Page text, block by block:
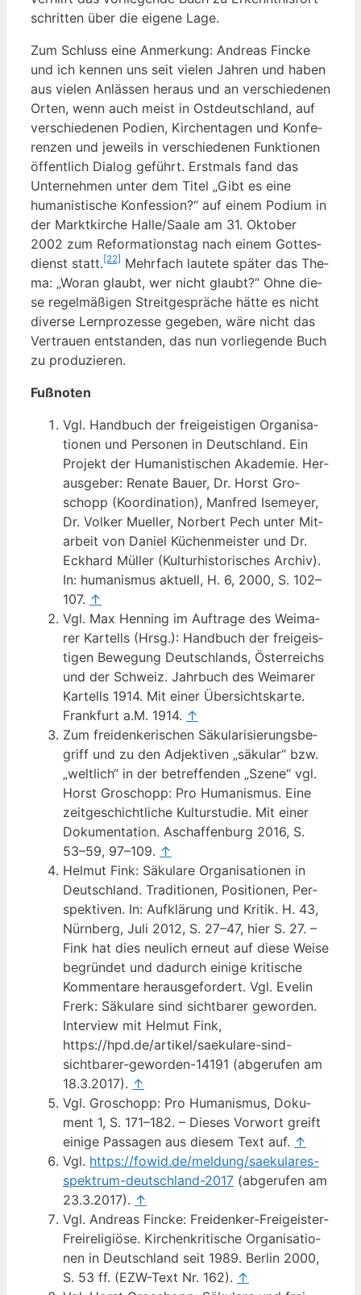
schrit­ten über die eige­ne Lage.
Zum Schluss eine Anmer­kung: Andre­as Fin­cke
und ich ken­nen uns seit vie­len Jah­ren und haben
aus vie­len Anläs­sen her­aus und an ver­schie­de­nen
Orten, wenn auch meist in Ost­deutsch­land, auf
ver­schie­de­nen Podi­en, Kir­chen­ta­gen und Kon­fe­
ren­zen und jeweils in ver­schie­de­nen Funk­tio­nen
öffent­lich Dia­log geführt. Erst­mals fand das
Unter­neh­men unter dem Titel „Gibt es eine
huma­nis­ti­sche Kon­fes­si­on?“ auf einem Podi­um in
der Markt­kir­che Halle/Saale am 31. Okto­ber
2002 zum Refor­ma­ti­ons­tag nach einem Got­tes­
dienst statt.[22] Mehr­fach lau­te­te spä­ter das The­
ma: „Wor­an glaubt, wer nicht glaubt?“ Ohne die­
se regel­mä­ßi­gen Streit­ge­sprä­che hät­te es nicht
diver­se Lern­pro­zes­se gege­ben, wäre nicht das
Ver­trau­en ent­stan­den, das nun vor­lie­gen­de Buch
zu produzieren.
Fuß­no­ten
Vgl. Hand­buch der frei­geis­ti­gen Orga­ni­sa­
tio­nen und Per­so­nen in Deutsch­land. Ein
Pro­jekt der Huma­nis­ti­schen Aka­de­mie. Her­
aus­ge­ber: Rena­te Bau­er, Dr. Horst Gro­
schopp (Koor­di­na­ti­on), Man­fred Ise­mey­er,
Dr. Vol­ker Muel­ler, Nor­bert Pech unter Mit­
ar­beit von Dani­el Küchen­meis­ter und Dr.
Eck­hard Mül­ler (Kul­tur­his­to­ri­sches Archiv).
In: huma­nis­mus aktu­ell, H. 6, 2000, S. 102–
107. ↑
Vgl. Max Hen­ning im Auf­tra­ge des Wei­ma­
rer Kar­tells (Hrsg.): Hand­buch der frei­geis­
ti­gen Bewe­gung Deutsch­lands, Öster­reichs
und der Schweiz. Jahr­buch des Wei­ma­rer
Kar­tells 1914. Mit einer Über­sichts­kar­te.
Frank­furt a.M. 1914. ↑
Zum frei­den­ke­ri­schen Säku­la­ri­sie­rungs­be­
griff und zu den Adjek­ti­ven „säku­lar“ bzw.
„welt­lich“ in der betref­fen­den „Sze­ne“ vgl.
Horst Gro­schopp: Pro Huma­nis­mus. Eine
zeit­ge­schicht­li­che Kul­tur­stu­die. Mit einer
Doku­men­ta­ti­on. Aschaf­fen­burg 2016, S.
53–59, 97–109. ↑
Hel­mut Fink: Säku­la­re Orga­ni­sa­tio­nen in
Deutsch­land. Tra­di­tio­nen, Posi­tio­nen, Per­
spek­ti­ven. In: Auf­klä­rung und Kri­tik. H. 43,
Nürn­berg, Juli 2012, S. 27–47, hier S. 27. –
Fink hat dies neu­lich erneut auf die­se Wei­se
begrün­det und dadurch eini­ge kri­ti­sche
Kom­men­ta­re her­aus­ge­for­dert. Vgl. Eve­lin
Frerk: Säku­la­re sind sicht­ba­rer gewor­den.
Inter­view mit Hel­mut Fink,
https://hpd.de/artikel/saekulare-sind-
sichtbarer-geworden-14191 (abge­ru­fen am
18.3.2017). ↑
Vgl. Gro­schopp: Pro Huma­nis­mus, Doku­
ment 1, S. 171–182. – Die­ses Vor­wort greift
eini­ge Pas­sa­gen aus die­sem Text auf. ↑
Vgl. https://fowid.de/meldung/saekulares-
spektrum-deutschland-2017 (abge­ru­fen am
23.3.2017). ↑
Vgl. Andre­as Fin­cke: Frei­den­ker-Frei­geis­ter-
Frei­re­li­giö­se. Kir­chen­kri­ti­sche Orga­ni­sa­tio­
nen in Deutsch­land seit 1989. Ber­lin 2000,
S. 53 ff. (EZW-Text Nr. 162). ↑